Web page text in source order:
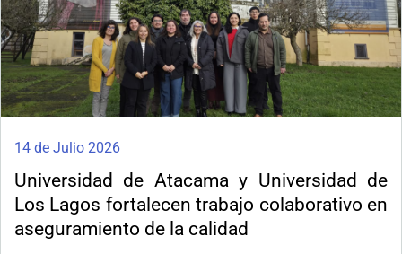
14 de Julio 2026
Universidad de Atacama y Universidad de
Los Lagos fortalecen trabajo colaborativo en
aseguramiento de la calidad